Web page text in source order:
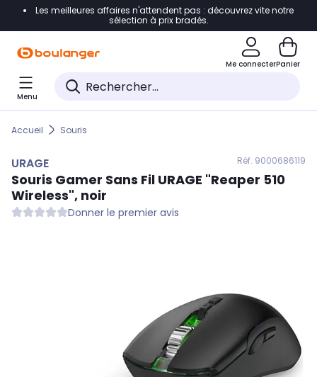
Accéder directement à la navigation
Accéder directement au pied de page
Accéder directement au chatbot
Les meilleures affaires n'attendent pas : découvrez vite notre
sélection à prix bradés.
Me connecterPanier
Menu
Accueil Souris
URAGE Réf. 9000686119
Souris Gamer Sans Fil URAGE "Reaper 510
Wireless", noir
Donner le premier avis